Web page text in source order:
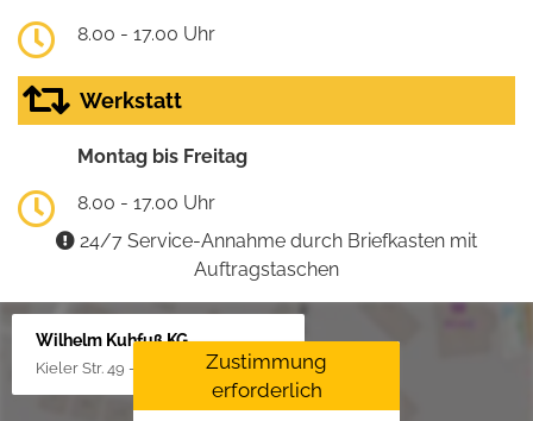
8.00 - 17.00 Uhr
Werkstatt
Montag bis Freitag
8.00 - 17.00 Uhr
24/7 Service-Annahme durch Briefkasten mit
Auftragstaschen
Wilhelm Kuhfuß KG
Kieler Str. 49 - 51, 25451 Quickborn
Zustimmung
erforderlich